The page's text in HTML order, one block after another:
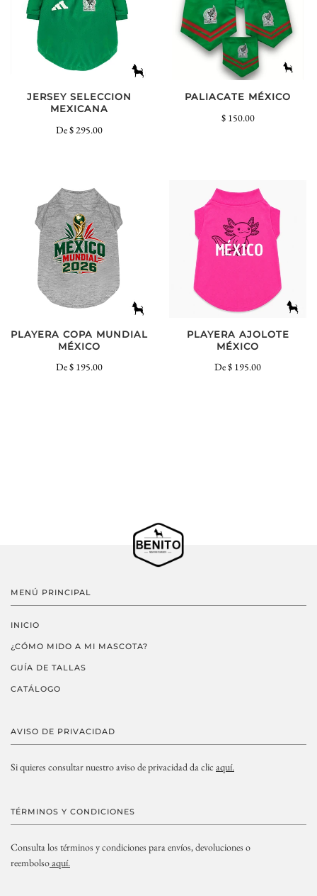
JERSEY SELECCION
MEXICANA
De$ 295.00
PALIACATE MÉXICO
$ 150.00
PLAYERA COPA MUNDIAL
MÉXICO
De$ 195.00
PLAYERA AJOLOTE
MÉXICO
De$ 195.00
MENÚ PRINCIPAL
INICIO
¿CÓMO MIDO A MI MASCOTA?
GUÍA DE TALLAS
CATÁLOGO
AVISO DE PRIVACIDAD
Si quieres consultar nuestro aviso de privacidad da clic aquí.
TÉRMINOS Y CONDICIONES
Consulta los términos y condiciones para envíos, devoluciones o
reembolsoaquí.